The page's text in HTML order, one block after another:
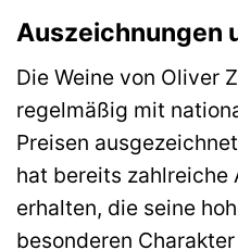
Auszeichnungen
Die Weine von Oliver
regelmäßig mit
Preisen
hat bereits zahlreiche
erhalten, die seine
besonderen